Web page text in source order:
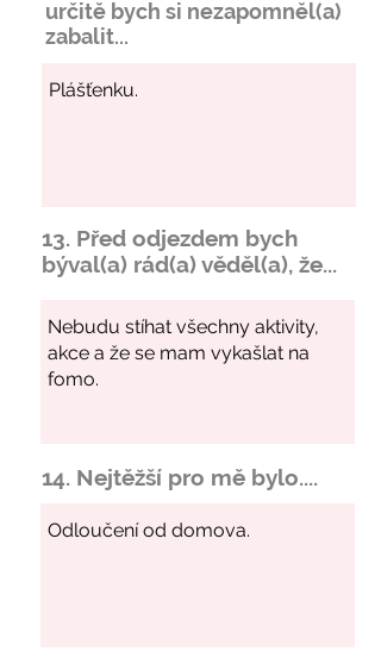
určitě bych si nezapomněl(a)
zabalit...
13. Před odjezdem bych
býval(a) rád(a) věděl(a), že...
14. Nejtěžší pro mě bylo....